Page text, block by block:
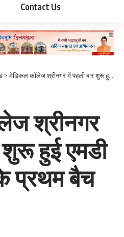
Contact Us
>मेडिकल कॉलेज श्रीनगर में पहली बार शुरू हुई एमडी और एमएस के प्रथम बैच की परीक्षा
श्रीनगर
शुरू हुई एमडी
प्रथम बैच